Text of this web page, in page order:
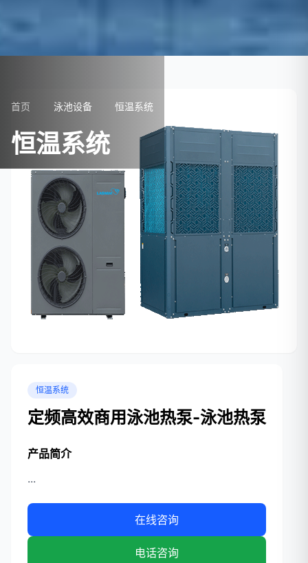
首页 泳池设备 恒温系统
恒温系统
恒温系统
定频高效商用泳池热泵-泳池热泵
产品简介
...
在线咨询
电话咨询